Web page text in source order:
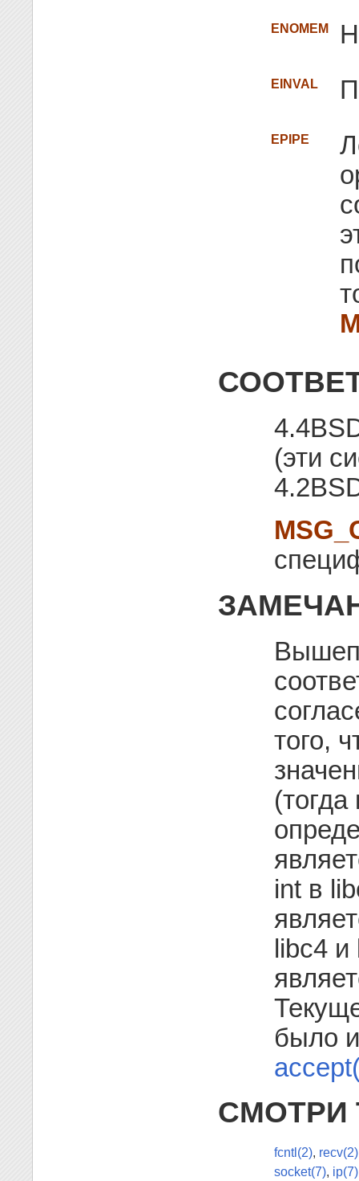
ENOMEM
EINVAL
EPIPE
(эти
того,
int в
libc4
было
СМОТРИ
fcntl(2), recv(2)
socket(7), ip(7)